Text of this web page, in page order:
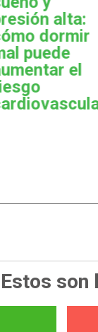
advierte
y lo
estilo
Estos son